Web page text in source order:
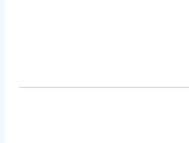
技术日新月异，只有